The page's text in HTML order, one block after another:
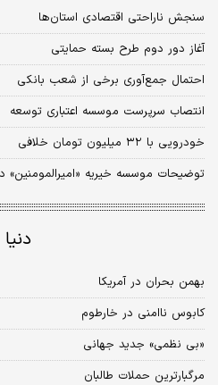
سنجش ناراحتی اقتصادی استان‌ها
آغاز دور دوم طرح بسته حمایتی
احتمال جمع‌آوری برخی از شعب بانکی
انتصاب سرپرست موسسه اعتباری توسعه
خودرویی با ۳۲ میلیون تومان خلافی
توضیحات موسسه خیریه «امیرالمومنین»
دنیا
بهمن بحران در آمریکا
کابوس ناامنی در خارطوم
«بی نظمی» جدید جهانی
مرگبارترین حملات طالبان